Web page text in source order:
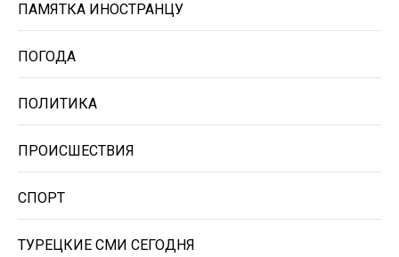
ПАМЯТКА ИНОСТРАНЦУ
ПОГОДА
ПОЛИТИКА
ПРОИСШЕСТВИЯ
СПОРТ
ТУРЕЦКИЕ СМИ СЕГОДНЯ